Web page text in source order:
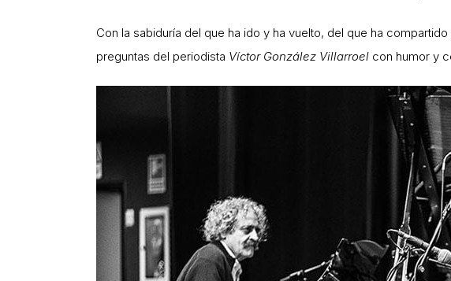
Con la sabiduría del que ha ido y ha vuelto, del que ha
preguntas del periodista Víctor González Villarroel con humor y